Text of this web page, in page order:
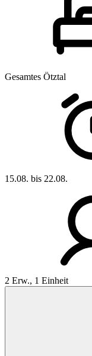
Gesamtes Ötztal
15.08. bis 22.08.
2 Erw., 1 Einheit